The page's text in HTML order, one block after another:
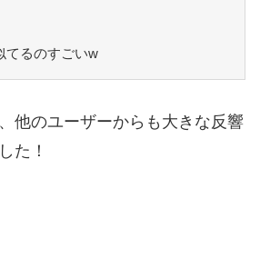
てるのすごいw
他のユーザーからも大きな反響
た！